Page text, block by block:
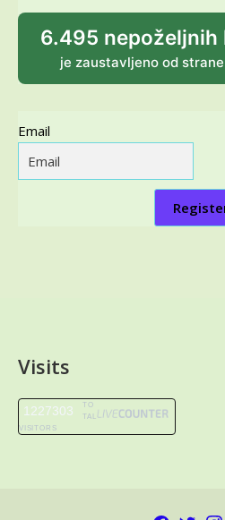
6.495 nepoželjnih
je zaustavljeno od strane
Email
Visits
1227303
TO
TAL
VISITORS